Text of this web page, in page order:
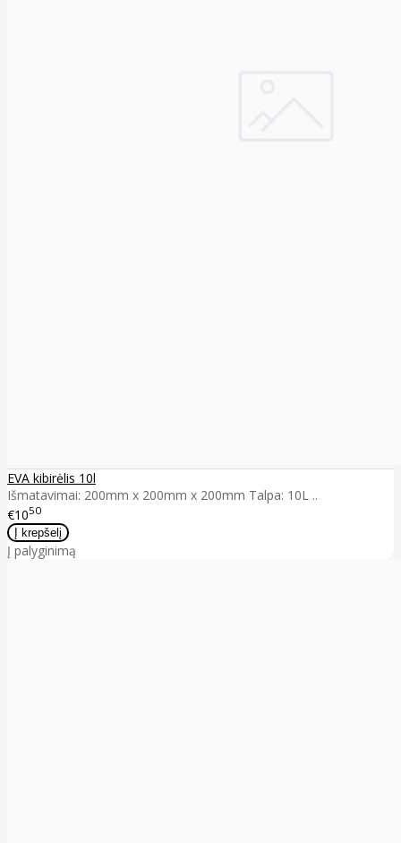
EVA kibirėlis 10l
Išmatavimai: 200mm x 200mm x 200mm Talpa: 10L ..
€1050
Į palyginimą